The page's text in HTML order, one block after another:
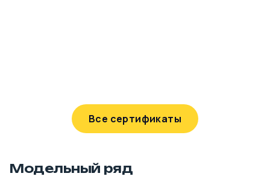
Все сертификаты
Модельный ряд